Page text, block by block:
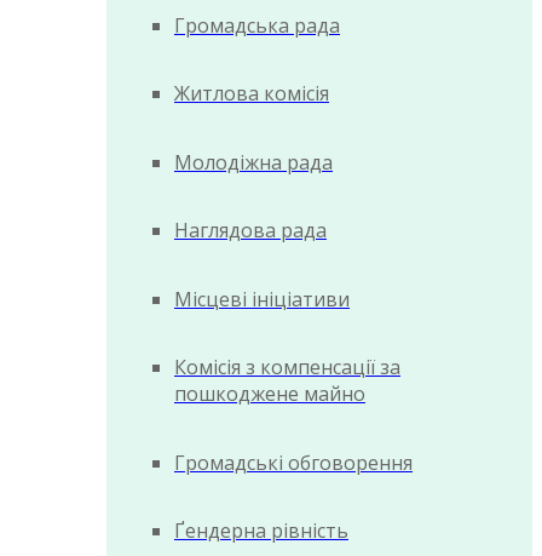
Громадська рада
Житлова комісія
Молодіжна рада
Наглядова рада
Місцеві ініціативи
Комісія з компенсації за
пошкоджене майно
Громадські обговорення
Ґендерна рівність